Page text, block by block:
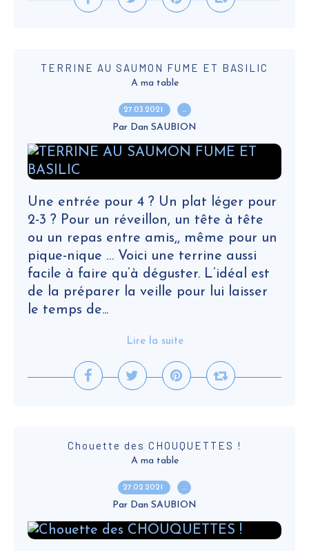
TERRINE AU SAUMON FUME ET BASILIC
A ma table
27.03.2021 …
Par Dan SAUBION
Une entrée pour 4 ? Un plat léger pour
2-3 ? Pour un réveillon, un tête à tête
ou un repas entre amis,, même pour un
pique-nique … Voici une terrine aussi
facile à faire qu’à déguster. L’idéal est
de la préparer la veille pour lui laisser
le temps de...
Lire la suite
Chouette des CHOUQUETTES !
A ma table
27.02.2021 …
Par Dan SAUBION